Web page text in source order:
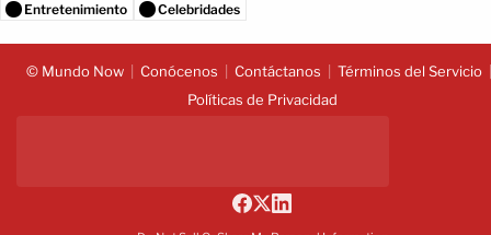
Entretenimiento Celebridades
© Mundo Now Conócenos Contáctanos
Términos del Servicio
Políticas de Privacidad